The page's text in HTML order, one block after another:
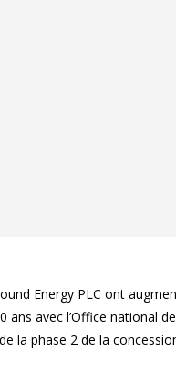
Energy PLC ont
ans avec l’Office national
la phase 2 de la